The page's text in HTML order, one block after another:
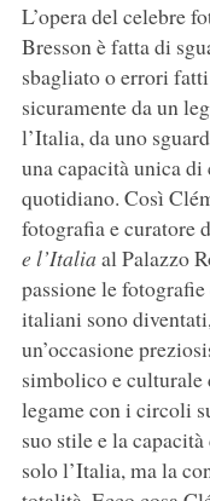
L’opera del celebre
Bresson è fatta di
sbagliato o errori
sicuramente da un
l’Italia, da uno
una capacità unica
quotidiano. Così
fotografia e curatore
e l’Italia al Palazzo
passione le
italiani sono
un’occasione
simbolico e culturale
legame con i circoli
suo stile e la
solo l’Italia, ma la